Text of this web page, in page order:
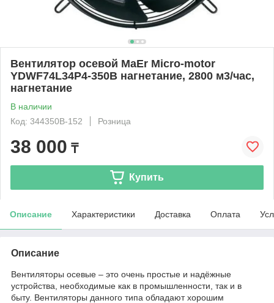
Вентилятор осевой MaEr Micro-motor
YDWF74L34P4-350B нагнетание, 2800 м3/час,
нагнетание
В наличии
Код: 344350B-152
Розница
38 000 ₸
Купить
Описание Характеристики Доставка Оплата
Описание
Вентиляторы осевые – это очень простые и надёжные
устройства, необходимые как в промышленности, так и в
быту. Вентиляторы данного типа обладают хорошим